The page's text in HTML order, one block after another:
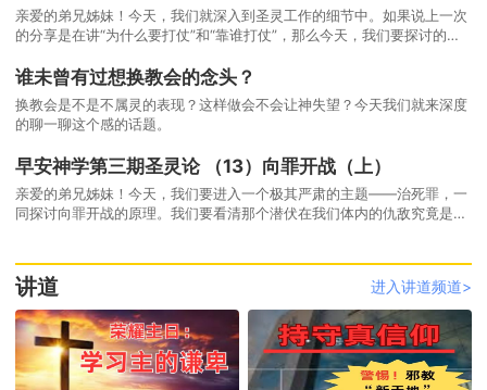
亲爱的弟兄姊妹！今天，我们就深入到圣灵工作的细节中。如果说上一次
的分享是在讲“为什么要打仗”和“靠谁打仗”，那么今天，我们要探讨的
谁未曾有过想换教会的念头？
换教会是不是不属灵的表现？这样做会不会让神失望？今天我们就来深度
的聊一聊这个感的话题。
早安神学第三期圣灵论 （13）向罪开战（上）
亲爱的弟兄姊妹！今天，我们要进入一个极其严肃的主题——治死罪，一
同探讨向罪开战的原理。我们要看清那个潜伏在我们体内的仇敌究竟是
讲道 进入讲道频道>